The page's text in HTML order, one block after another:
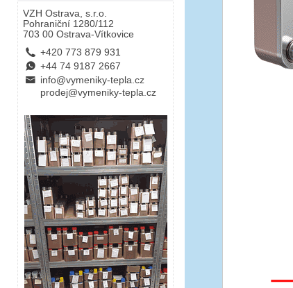
VZH Ostrava, s.r.o.
Pohraniční 1280/112
703 00 Ostrava-Vítkovice
L +420 773 879 931
E +44 74 9187 2667
B info@vymeniky-tepla.cz
prodej@vymeniky-tepla.cz